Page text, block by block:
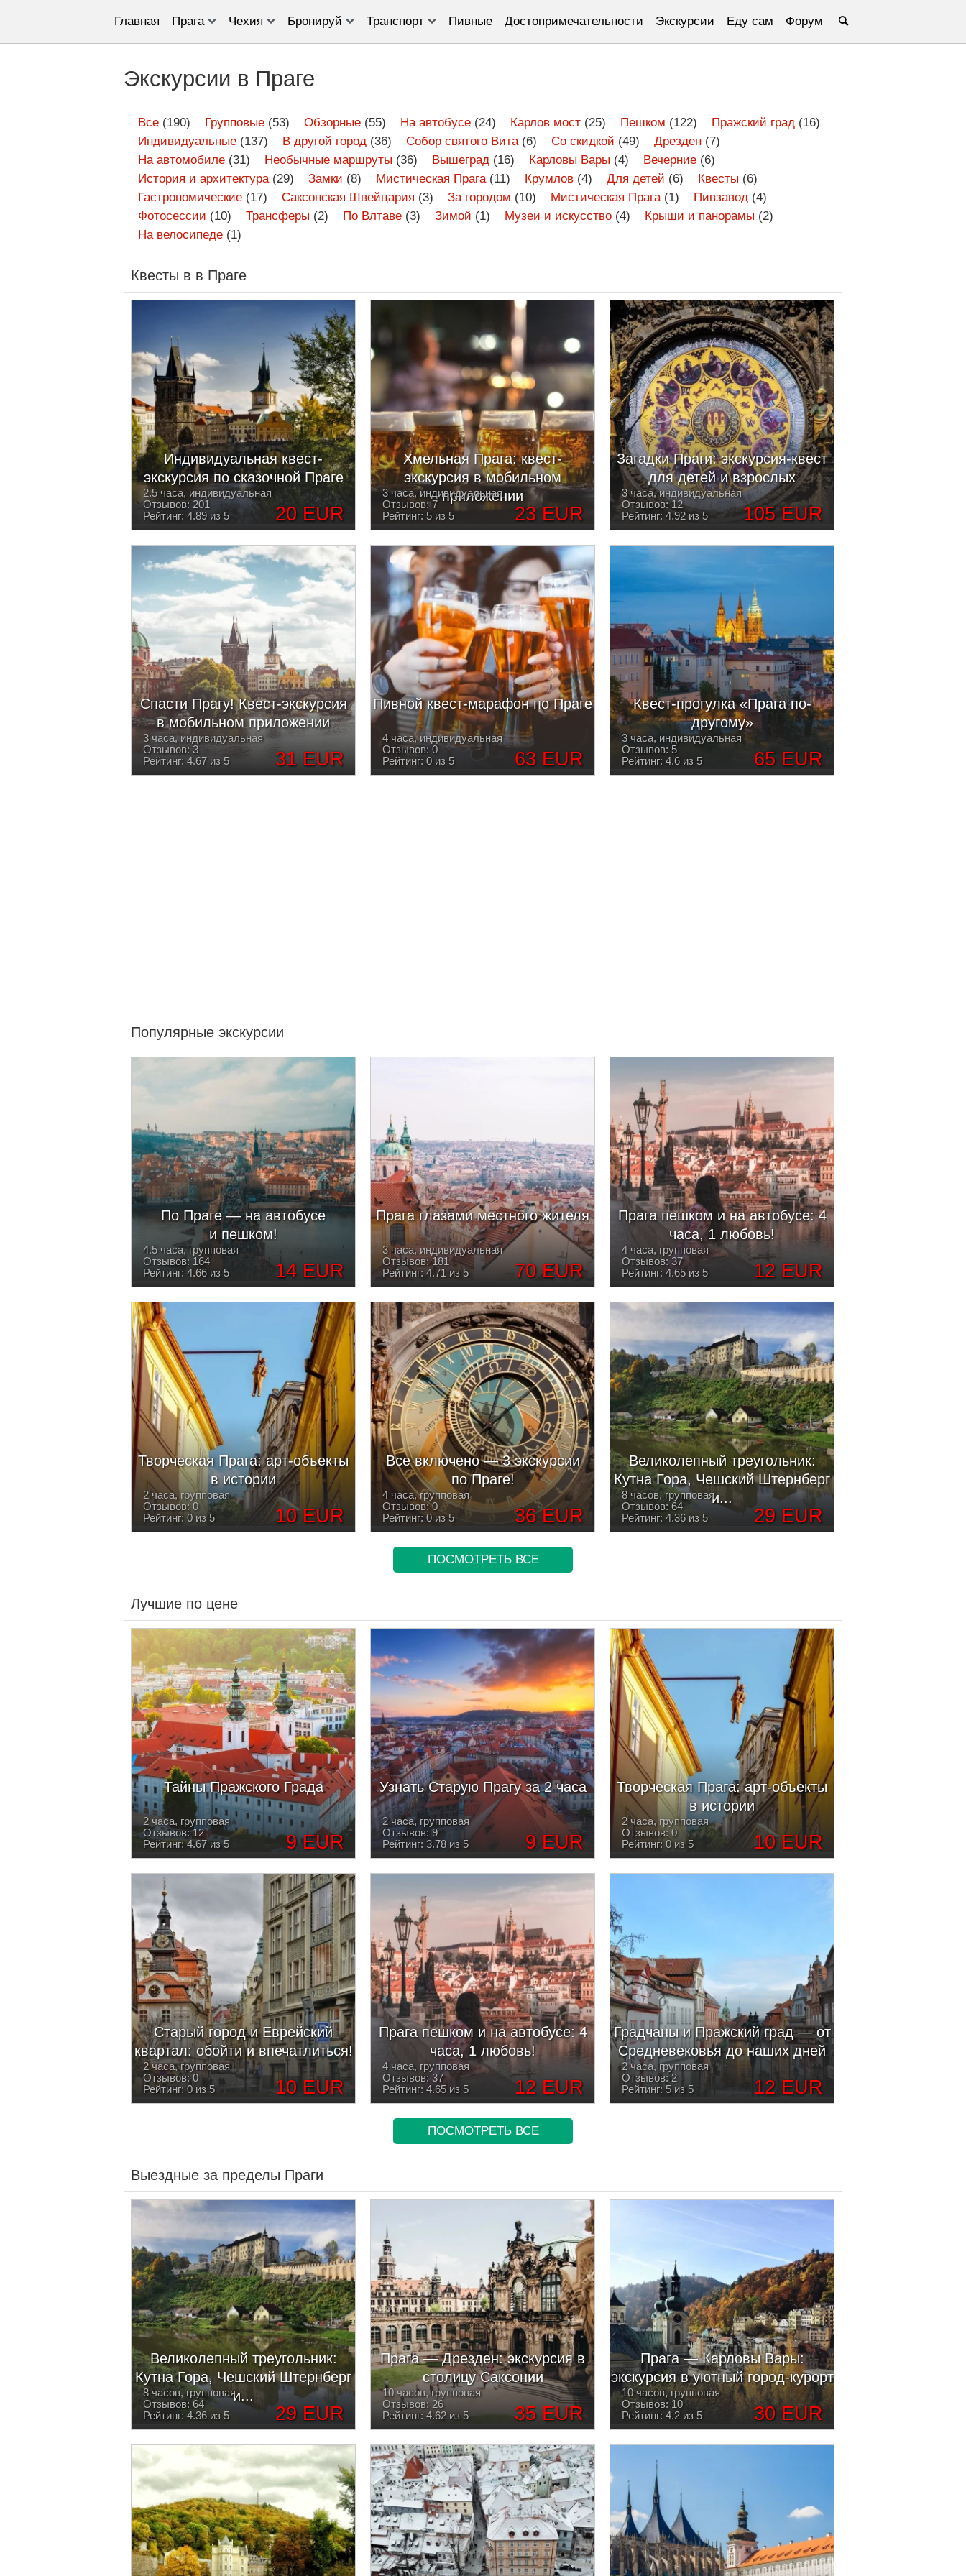
Главная Прага Чехия Бронируй Транспорт Пивные Достопримечательности Экскурсии Еду сам Форум
Экскурсии в Праге
Все (190) Групповые (53) Обзорные (55) На автобусе (24) Карлов мост (25) Пешком (122) Пражский град (16)
Индивидуальные (137) В другой город (36) Собор святого Вита (6) Со скидкой (49) Дрезден (7)
На автомобиле (31) Необычные маршруты (36) Вышеград (16) Карловы Вары (4) Вечерние (6)
История и архитектура (29) Замки (8) Мистическая Прага (11) Крумлов (4) Для детей (6) Квесты (6)
Гастрономические (17) Саксонская Швейцария (3) За городом (10) Мистическая Прага (1) Пивзавод (4)
Фотосессии (10) Трансферы (2) По Влтаве (3) Зимой (1) Музеи и искусство (4) Крыши и панорамы (2)
На велосипеде (1)
Квесты в в Праге
Индивидуальная квест-
экскурсия по сказочной Праге
20 EUR
2.5 часа, индивидуальная
Отзывов: 201
Рейтинг: 4.89 из 5
Хмельная Прага: квест-
экскурсия в мобильном
приложении
23 EUR
3 часа, индивидуальная
Отзывов: 7
Рейтинг: 5 из 5
Загадки Праги: экскурсия-квест
для детей и взрослых
105 EUR
3 часа, индивидуальная
Отзывов: 12
Рейтинг: 4.92 из 5
Спасти Прагу! Квест-экскурсия
в мобильном приложении
31 EUR
3 часа, индивидуальная
Отзывов: 3
Рейтинг: 4.67 из 5
Пивной квест-марафон по Праге
63 EUR
4 часа, индивидуальная
Отзывов: 0
Рейтинг: 0 из 5
Квест-прогулка «Прага по-
другому»
65 EUR
3 часа, индивидуальная
Отзывов: 5
Рейтинг: 4.6 из 5
Популярные экскурсии
По Праге — на автобусе
и пешком!
14 EUR
4.5 часа, групповая
Отзывов: 164
Рейтинг: 4.66 из 5
Прага глазами местного жителя
70 EUR
3 часа, индивидуальная
Отзывов: 181
Рейтинг: 4.71 из 5
Прага пешком и на автобусе: 4
часа, 1 любовь!
12 EUR
4 часа, групповая
Отзывов: 37
Рейтинг: 4.65 из 5
Творческая Прага: арт-объекты
в истории
10 EUR
2 часа, групповая
Отзывов: 0
Рейтинг: 0 из 5
Все включено — 3 экскурсии
по Праге!
36 EUR
4 часа, групповая
Отзывов: 0
Рейтинг: 0 из 5
Великолепный треугольник:
Кутна Гора, Чешский Штернберг
и...
29 EUR
8 часов, групповая
Отзывов: 64
Рейтинг: 4.36 из 5
ПОСМОТРЕТЬ ВСЕ
Лучшие по цене
Тайны Пражского Града
9 EUR
2 часа, групповая
Отзывов: 12
Рейтинг: 4.67 из 5
Узнать Старую Прагу за 2 часа
9 EUR
2 часа, групповая
Отзывов: 9
Рейтинг: 3.78 из 5
Творческая Прага: арт-объекты
в истории
10 EUR
2 часа, групповая
Отзывов: 0
Рейтинг: 0 из 5
Старый город и Еврейский
квартал: обойти и впечатлиться!
10 EUR
2 часа, групповая
Отзывов: 0
Рейтинг: 0 из 5
Прага пешком и на автобусе: 4
часа, 1 любовь!
12 EUR
4 часа, групповая
Отзывов: 37
Рейтинг: 4.65 из 5
Градчаны и Пражский град — от
Средневековья до наших дней
12 EUR
2 часа, групповая
Отзывов: 2
Рейтинг: 5 из 5
ПОСМОТРЕТЬ ВСЕ
Выездные за пределы Праги
Великолепный треугольник:
Кутна Гора, Чешский Штернберг
и...
29 EUR
8 часов, групповая
Отзывов: 64
Рейтинг: 4.36 из 5
Прага — Дрезден: экскурсия в
столицу Саксонии
35 EUR
10 часов, групповая
Отзывов: 26
Рейтинг: 4.62 из 5
Прага — Карловы Вары:
экскурсия в уютный город-курорт
30 EUR
10 часов, групповая
Отзывов: 10
Рейтинг: 4.2 из 5